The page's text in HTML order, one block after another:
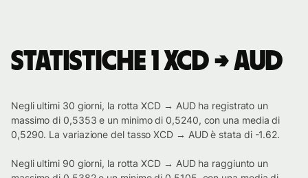
Statistiche 1 XCD → AUD
Negli ultimi 30 giorni, la rotta XCD → AUD ha registrato un
massimo di 0,5353 e un minimo di 0,5240, con una media di
0,5290. La variazione del tasso XCD → AUD è stata di -1.62.
Negli ultimi 90 giorni, la rotta XCD → AUD ha raggiunto un